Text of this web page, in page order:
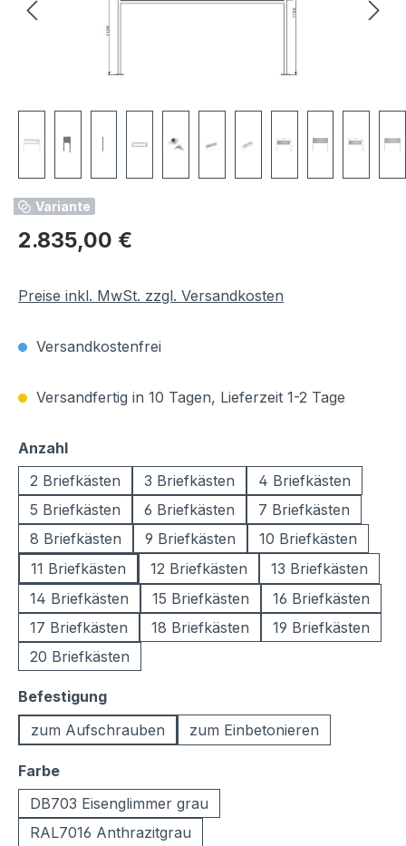
Variante
Regulärer Preis:
2.835,00 €
Preise inkl. MwSt. zzgl. Versandkosten
Versandkostenfrei
Versandfertig in 10 Tagen, Lieferzeit 1-2 Tage
Anzahlauswählen
2 Briefkästen
3 Briefkästen
4 Briefkästen
5 Briefkästen
6 Briefkästen
7 Briefkästen
8 Briefkästen
9 Briefkästen
10 Briefkästen
11 Briefkästen
12 Briefkästen
13 Briefkästen
14 Briefkästen
15 Briefkästen
16 Briefkästen
17 Briefkästen
18 Briefkästen
19 Briefkästen
20 Briefkästen
Befestigungauswählen
zum Aufschrauben
zum Einbetonieren
Farbeauswählen
DB703 Eisenglimmer grau
RAL7016 Anthrazitgrau